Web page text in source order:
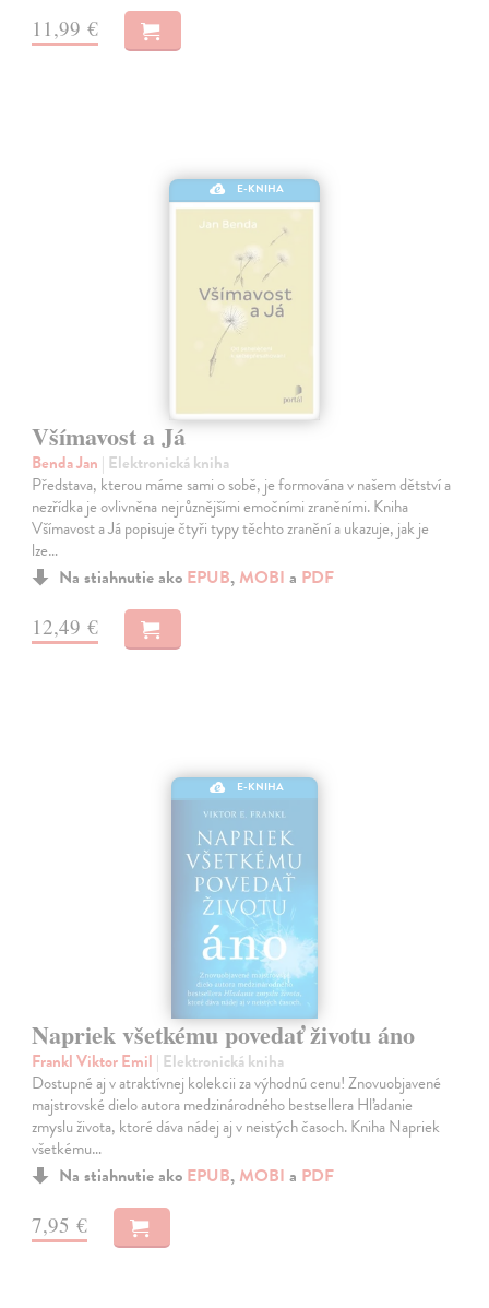
11,99 €
E-KNIHA
Všímavost a Já
Benda Jan | Elektronická kniha
Představa, kterou máme sami o sobě, je formována v našem dětství a
nezřídka je ovlivněna nejrůznějšími emočními zraněními. Kniha
Všímavost a Já popisuje čtyři typy těchto zranění a ukazuje, jak je
lze…
Na stiahnutie ako EPUB, MOBI a PDF
12,49 €
E-KNIHA
Napriek všetkému povedať životu áno
Frankl Viktor Emil | Elektronická kniha
Dostupné aj v atraktívnej kolekcii za výhodnú cenu! Znovuobjavené
majstrovské dielo autora medzinárodného bestsellera Hľadanie
zmyslu života, ktoré dáva nádej aj v neistých časoch. Kniha Napriek
všetkému…
Na stiahnutie ako EPUB, MOBI a PDF
7,95 €